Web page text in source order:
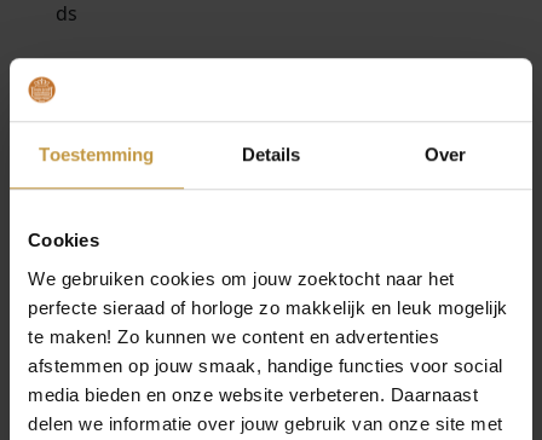
Toestemming Details Over
Cookies
We gebruiken cookies om jouw zoektocht naar het
perfecte sieraad of horloge zo makkelijk en leuk mogelijk
te maken! Zo kunnen we content en advertenties
afstemmen op jouw smaak, handige functies voor social
media bieden en onze website verbeteren. Daarnaast
delen we informatie over jouw gebruik van onze site met
MEER VAN TROLLBEADS
TROLLBEADS KRAAL
Direct leverbaar, 1
werkdag
TROLLBEADS KRAAL
werkdag